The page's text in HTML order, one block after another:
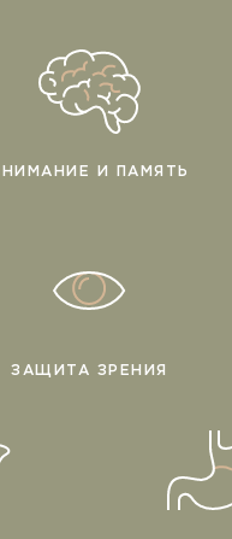
И ПАМЯТЬ
ЗАЩИТА ЗРЕНИЯ